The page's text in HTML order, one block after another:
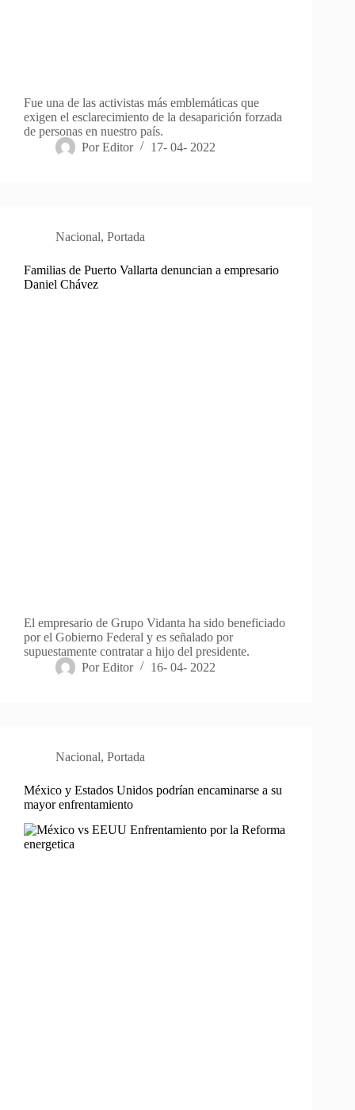
Fue una de las activistas más emblemáticas que
exigen el esclarecimiento de la desaparición forzada
de personas en nuestro país.
Por Editor 17- 04- 2022
Nacional, Portada
Familias de Puerto Vallarta denuncian a empresario
Daniel Chávez
El empresario de Grupo Vidanta ha sido beneficiado
por el Gobierno Federal y es señalado por
supuestamente contratar a hijo del presidente.
Por Editor 16- 04- 2022
Nacional, Portada
México y Estados Unidos podrían encaminarse a su
mayor enfrentamiento